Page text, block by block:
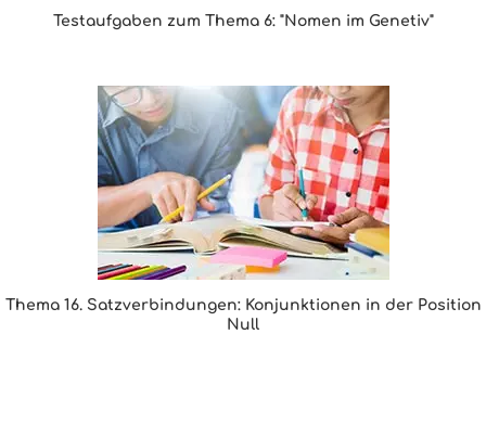
Testaufgaben zum Thema 6: "Nomen im Genetiv"
Thema 16. Satzverbindungen: Konjunktionen in der Position
Null